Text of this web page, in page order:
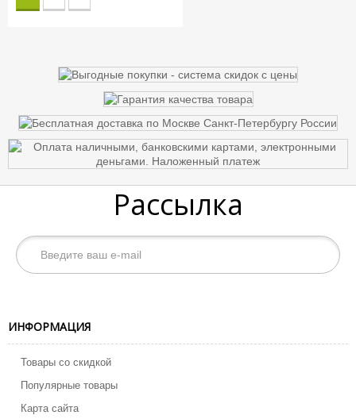
Рассылка
ИНФОРМАЦИЯ
Товары со скидкой
Популярные товары
Карта сайта